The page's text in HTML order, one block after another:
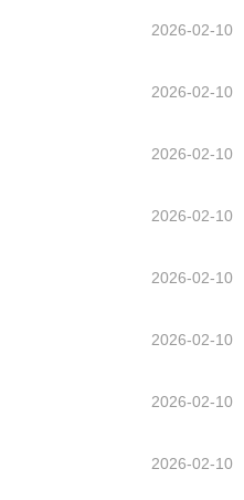
2026-02-10
2026-02-10
2026-02-10
2026-02-10
2026-02-10
2026-02-10
2026-02-10
2026-02-10